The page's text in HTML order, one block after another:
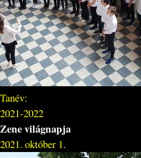
Tanév:
2021-2022
Zene világnapja
2021. október 1.